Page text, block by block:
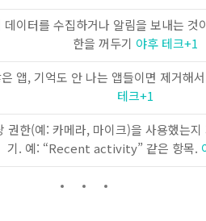
이터를 수집하거나 알림을 보내는 것
한을 꺼두기 야후 테크+1
앱, 기억도 안 나는 앱들이면 제거해
테크+1
권한(예: 카메라, 마이크)을 사용했는
기. 예: “Recent activity” 같은 항목.